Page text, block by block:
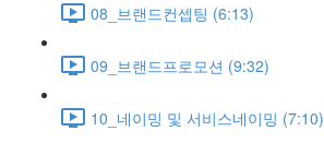
08_브랜드컨셉팅 (6:13)
09_브랜드프로모션 (9:32)
10_네이밍 및 서비스네이밍 (7:10)